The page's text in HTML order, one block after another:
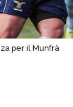
per il Munfrà